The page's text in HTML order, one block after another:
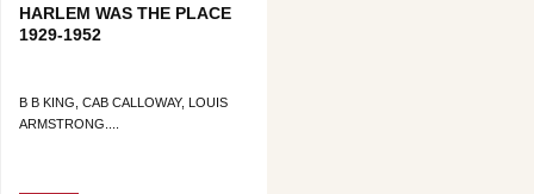
HARLEM WAS THE PLACE
1929-1952
B B KING, CAB CALLOWAY, LOUIS
ARMSTRONG....